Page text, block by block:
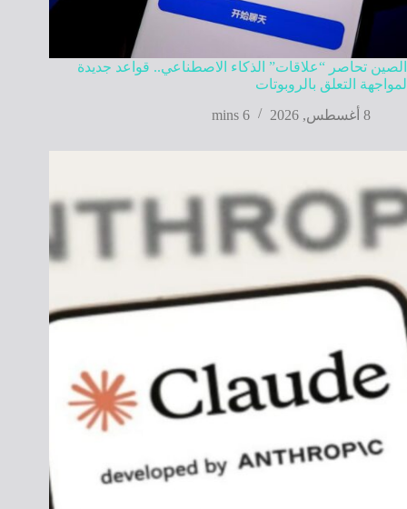
الصين تحاصر “علاقات” الذكاء الاصطناعي.. قواعد جديدة
لمواجهة التعلق بالروبوتات
8 أغسطس, 2026
6 mins